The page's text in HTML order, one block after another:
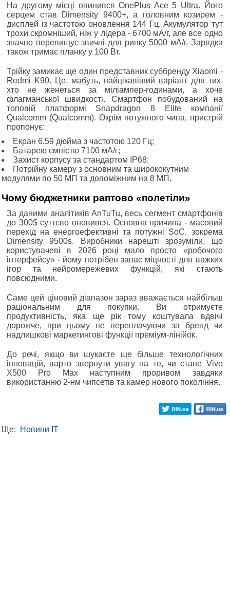
На другому місці опинився OnePlus Ace 5 Ultra. Його
серцем став Dimensity 9400+, а головним козирем -
дисплей із частотою оновлення 144 Гц. Акумулятор тут
трохи скромніший, ніж у лідера - 6700 мА/г, але все одно
значно перевищує звичні для ринку 5000 мА/г. Зарядка
також тримає планку у 100 Вт.
Трійку замикає ще один представник суббренду Xiaomi -
Redmi K90. Це, мабуть, найцікавіший варіант для тих,
хто не женеться за міліампер-годинами, а хоче
флагманської швидкості. Смартфон побудований на
топовій платформі Snapdragon 8 Elite компанії
Qualcomm (Qualcomm). Окрім потужного чипа, пристрій
пропонує:
Екран 6.59 дюйма з частотою 120 Гц;
Батарею ємністю 7100 мА/г;
Захист корпусу за стандартом IP68;
Потрійну камеру з основним та ширококутним
модулями по 50 МП та допоміжним на 8 МП.
Чому бюджетники раптово «полетіли»
За даними аналітиків AnTuTu, весь сегмент смартфонів
до 300$ суттєво оновився. Основна причина - масовий
перехід на енергоефективні та потужні SoC, зокрема
Dimensity 9500s. Виробники нарешті зрозуміли, що
користувачеві в 2026 році мало просто «робочого
інтерфейсу» - йому потрібен запас міцності для важких
ігор та нейромережевих функцій, які стають
повсюдними.
Саме цей ціновий діапазон зараз вважається найбільш
раціональним для покупки. Ви отримуєте
продуктивність, яка ще рік тому коштувала вдвічі
дорожче, при цьому не переплачуючи за бренд чи
надлишкові маркетингові функції преміум-лінійок.
До речі, якщо ви шукаєте ще більше технологічних
інновацій, варто звернути увагу на те, чи стане Vivo
X500 Pro Max наступним проривом завдяки
використанню 2-нм чипсетів та камер нового покоління.
Ще: Новини IT